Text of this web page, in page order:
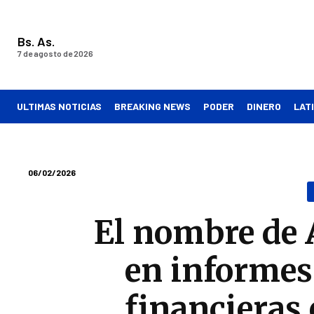
Bs. As.
7 de agosto de 2026
ULTIMAS NOTICIAS BREAKING NEWS PODER DINERO
06/02/2026
El nombre de
en